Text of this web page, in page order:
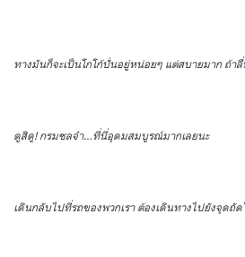
ทางมันก็จะเป็นโกโก้ปั่นอยู่หน่อยๆ แต่สบายมาก ถ้าลื่
ดูสิดู! กรมชลจ๋า…ที่นี่อุดมสมบูรณ์มากเลยนะ
เดินกลับไปที่รถของพวกเรา ต้องเดินทางไปยังจุดถั